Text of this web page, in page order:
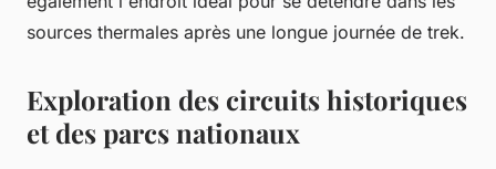
sources thermales après une longue journée de trek.
Exploration des circuits historiques
et des parcs nationaux